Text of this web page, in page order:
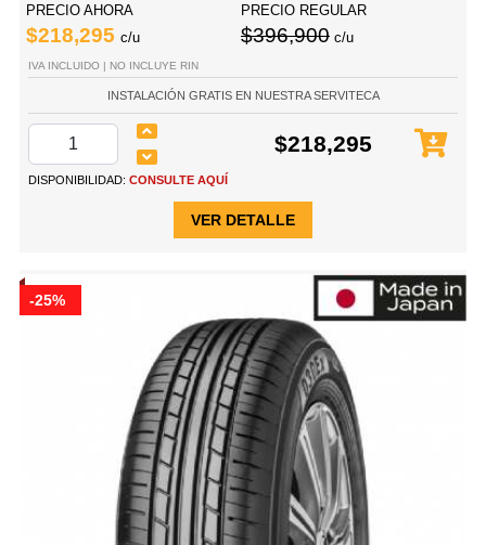
PRECIO AHORA
$218,295 c/u
PRECIO REGULAR
$396,900 c/u
IVA INCLUIDO | NO INCLUYE RIN
INSTALACIÓN GRATIS EN NUESTRA SERVITECA
$218,295
DISPONIBILIDAD: CONSULTE AQUÍ
VER DETALLE
-25%